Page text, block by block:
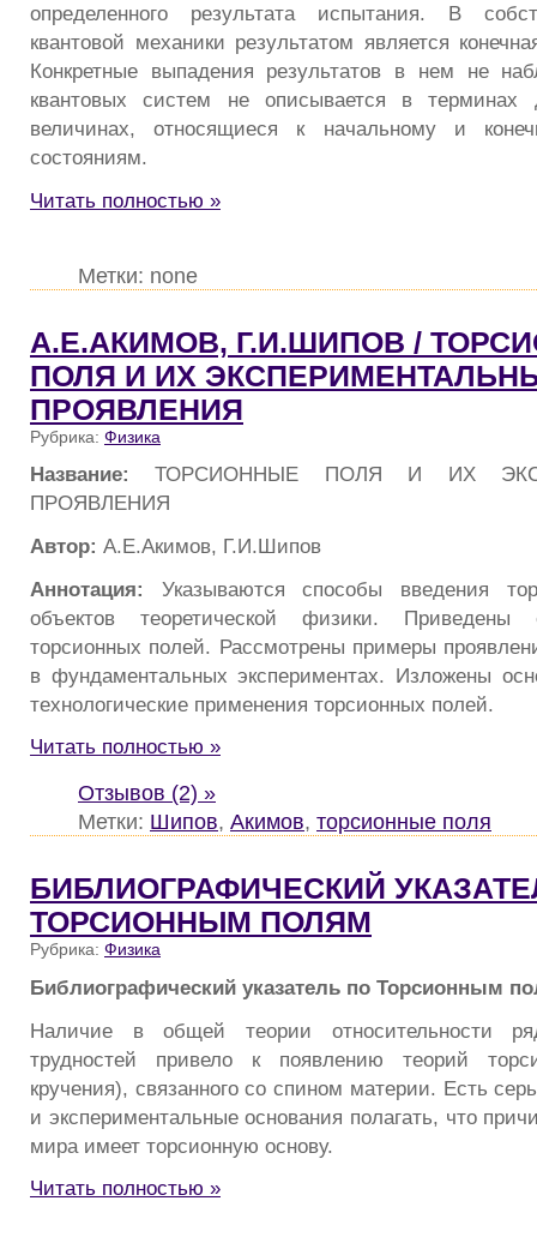
определенного результата испытания. В
квантовой механики результатом является
Конкретные выпадения результатов в нем не
квантовых систем не описывается в терминах
величинах, относящиеся к начальному и
состояниям.
Читать полностью »
Метки: none
А.Е.АКИМОВ, Г.И.ШИПОВ /
ПОЛЯ И ИХ
ПРОЯВЛЕНИЯ
Рубрика: Физика
Название: ТОРСИОННЫЕ ПОЛЯ И ИХ
ПРОЯВЛЕНИЯ
Автор: А.Е.Акимов, Г.И.Шипов
Аннотация: Указываются способы введения
объектов теоретической физики. Приведены
торсионных полей. Рассмотрены примеры
в фундаментальных экспериментах. Изложены
технологические применения торсионных полей.
Читать полностью »
Отзывов (2) »
Метки: Шипов, Акимов, торсионные поля
БИБЛИОГРАФИЧЕСКИЙ
ТОРСИОННЫМ ПОЛЯМ
Рубрика: Физика
Библиографический указатель по Торсионным
Наличие в общей теории относительности
трудностей привело к появлению теорий
кручения), связанного со спином материи. Есть
и экспериментальные основания полагать, что
мира имеет торсионную основу.
Читать полностью »